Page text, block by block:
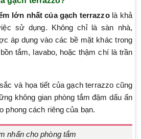
lớn nhất của gạch terrazzolà khả
sử dụng. Không chỉ là sàn nhà,
áp dụng vào các bề mặt khác trong
tắm, lavabo, hoặc thậm chí là trần
và họa tiết của gạch terrazzo cũng
không gian phòng tắm đậm dấu ấn
phong cách riêng của bạn.
nhấn cho phòng tắm